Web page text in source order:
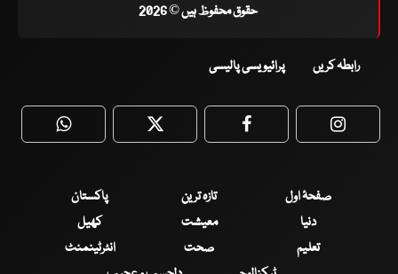
حقوق محفوظ ہیں © 2026
رابطہ کریں پرائیویسی پالیسی
WhatsApp Twitter Facebook
صفحۂ اول تازہ ترین
پاکستان
دنیا
معیشت
کھیل
تعلیم
صحت
انٹرٹینمنٹ